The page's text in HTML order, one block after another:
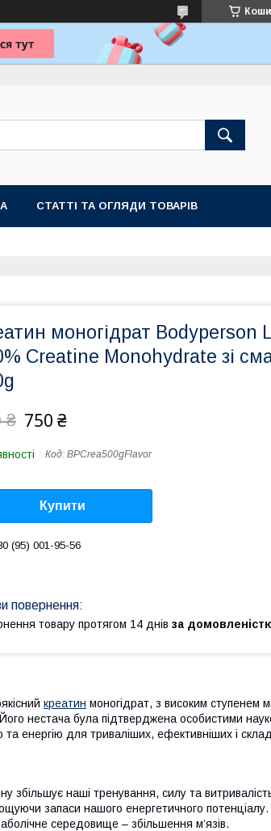
СТАТТІ ТА ОГЛЯДИ ТОВАРІВ
моногідрат Bodyperson
Creatine Monohydrate зі
₴ 750 ₴
Код: BPCrea500gFlavor
Купити
(95) 001-95-56
товару протягом 14 днів за
креатин моногідрат, з високим ступенем
нестача була підтверджена особистими
та енергію для триваліших, ефективніших і
збільшує наші тренування, силу та
запаси нашого енергетичного потенціалу.
середовище – збільшення м’язів.